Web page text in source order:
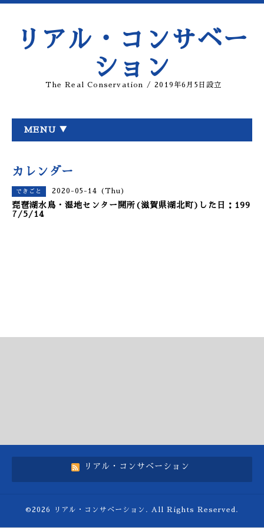
リアル・コンサベー
ション
The Real Conservation / 2019年6月5日設立
MENU ▼
カレンダー
できごと 2020-05-14 (Thu)
琵琶湖水鳥・湿地センター開所(滋賀県湖北町)した日：199
7/5/14
リアル・コンサベーション
©2026 リアル・コンサベーション . All Rights Reserved.